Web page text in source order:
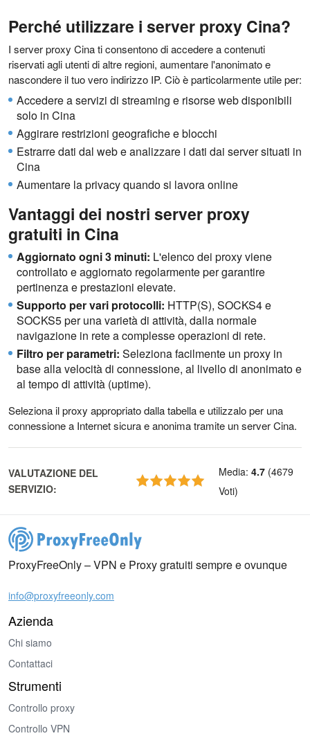
Perché utilizzare i server proxy Cina?
I server proxy Cina ti consentono di accedere a contenuti
riservati agli utenti di altre regioni, aumentare l'anonimato e
nascondere il tuo vero indirizzo IP. Ciò è particolarmente utile per:
Accedere a servizi di streaming e risorse web disponibili
solo in Cina
Aggirare restrizioni geografiche e blocchi
Estrarre dati dal web e analizzare i dati dai server situati in
Cina
Aumentare la privacy quando si lavora online
Vantaggi dei nostri server proxy
gratuiti in Cina
Aggiornato ogni 3 minuti: L'elenco dei proxy viene
controllato e aggiornato regolarmente per garantire
pertinenza e prestazioni elevate.
Supporto per vari protocolli: HTTP(S), SOCKS4 e
SOCKS5 per una varietà di attività, dalla normale
navigazione in rete a complesse operazioni di rete.
Filtro per parametri: Seleziona facilmente un proxy in
base alla velocità di connessione, al livello di anonimato e
al tempo di attività (uptime).
Seleziona il proxy appropriato dalla tabella e utilizzalo per una
connessione a Internet sicura e anonima tramite un server Cina.
VALUTAZIONE DEL
SERVIZIO:
Media: 4.7 (4679
Voti)
ProxyFreeOnly – VPN e Proxy gratuiti sempre e ovunque
info@proxyfreeonly.com
Azienda
Chi siamo
Contattaci
Strumenti
Controllo proxy
Controllo VPN